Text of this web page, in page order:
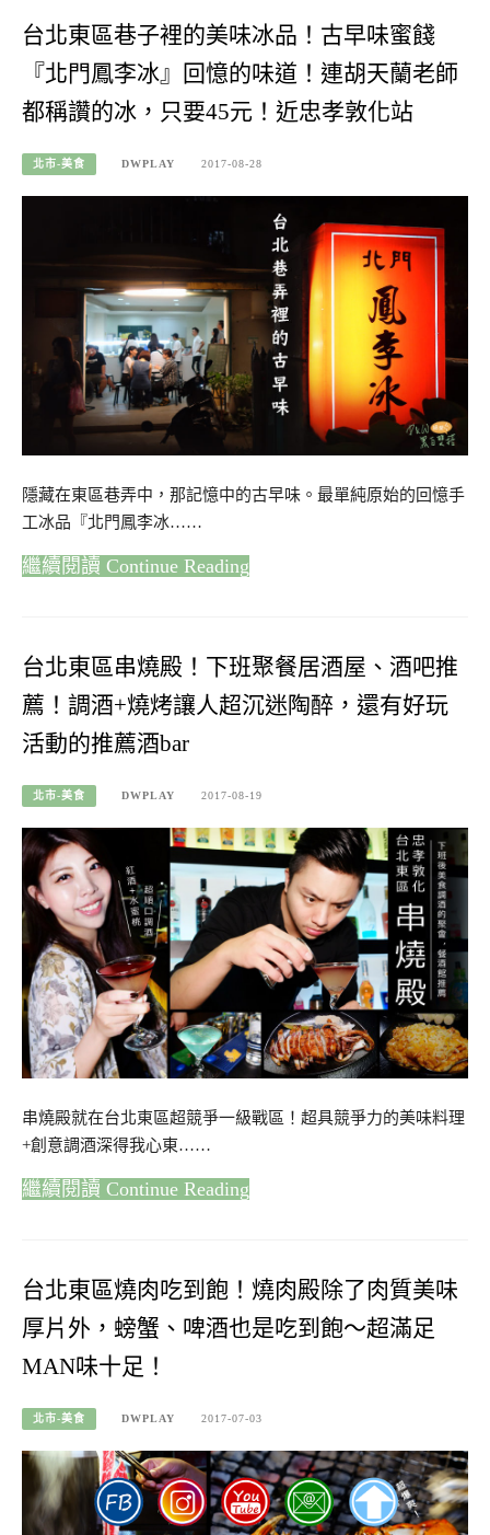
台北東區巷子裡的美味冰品！古早味蜜餞
『北門鳳李冰』回憶的味道！連胡天蘭老師
都稱讚的冰，只要45元！近忠孝敦化站
北市-美食 DWPLAY 2017-08-28
隱藏在東區巷弄中，那記憶中的古早味。最單純原始的回憶手
工冰品『北門鳳李冰……
Continue Reading
台北東區串燒殿！下班聚餐居酒屋、酒吧推
薦！調酒+燒烤讓人超沉迷陶醉，還有好玩
活動的推薦酒bar
北市-美食 DWPLAY 2017-08-19
串燒殿就在台北東區超競爭一級戰區！超具競爭力的美味料理
+創意調酒深得我心東……
Continue Reading
台北東區燒肉吃到飽！燒肉殿除了肉質美味
厚片外，螃蟹、啤酒也是吃到飽～超滿足
MAN味十足！
北市-美食 DWPLAY 2017-07-03